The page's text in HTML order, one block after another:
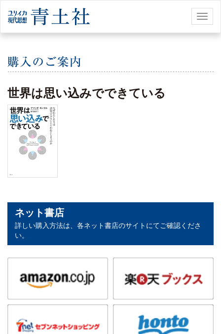
世界は思い込みでできている
ネット書店
詳しい購入方法は、各ネット書店のサイトにてご確認くださ
い。